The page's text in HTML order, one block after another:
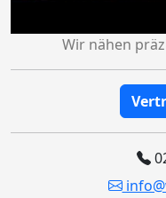
Wir nähen